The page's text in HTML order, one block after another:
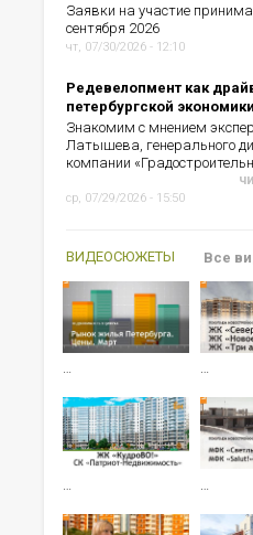
Заявки на участие
сентября 2026
чт, 07/30/2026 - 12:10
Редевелопмент как
петербургской экономики
Знакомим с мнением
Латышева, генерального
компании
ср, 07/29/2026 - 15:50
ВИДЕОСЮЖЕТЫ
… …
Все